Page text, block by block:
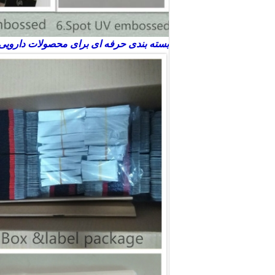
بسته بندی حرفه ای برای محصولات